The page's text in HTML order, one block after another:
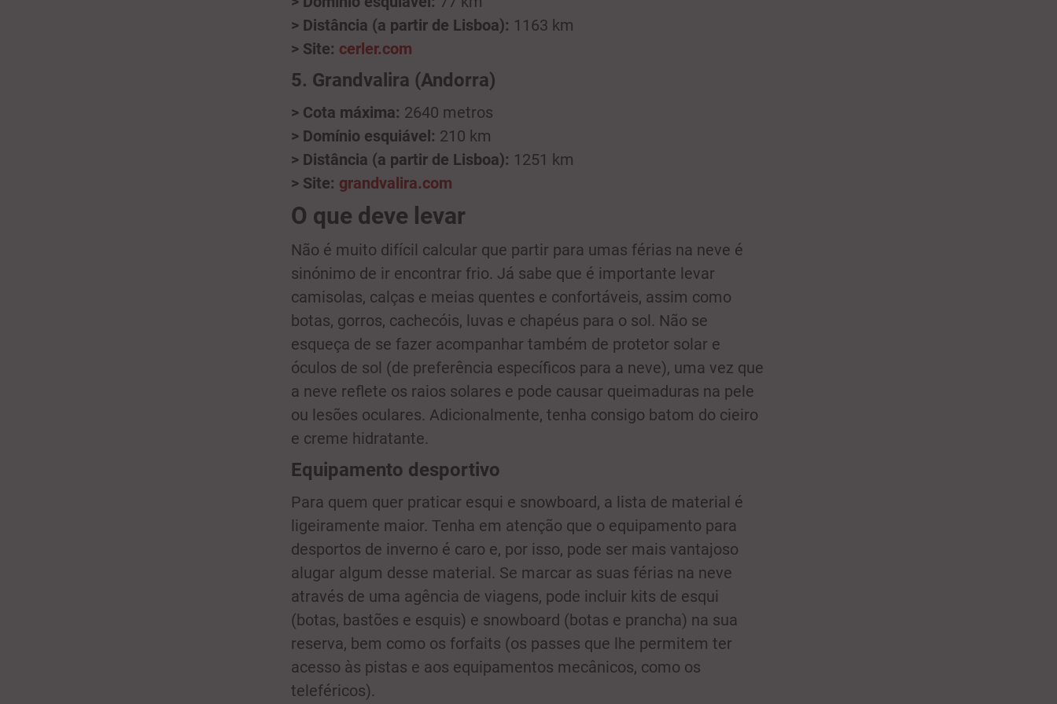
> Distância (a partir de Lisboa): 1163 km
> Site: cerler.com
5. Grandvalira (Andorra)
> Cota máxima: 2640 metros
> Domínio esquiável: 210 km
> Distância (a partir de Lisboa): 1251 km
> Site: grandvalira.com
O que deve levar
Não é muito difícil calcular que partir para umas férias na neve é
sinónimo de ir encontrar frio. Já sabe que é importante levar
camisolas, calças e meias quentes e confortáveis, assim como
botas, gorros, cachecóis, luvas e chapéus para o sol. Não se
esqueça de se fazer acompanhar também de protetor solar e
óculos de sol (de preferência específicos para a neve), uma vez que
a neve reflete os raios solares e pode causar queimaduras na pele
ou lesões oculares. Adicionalmente, tenha consigo batom do cieiro
e creme hidratante.
Equipamento desportivo
Para quem quer praticar esqui e snowboard, a lista de material é
ligeiramente maior. Tenha em atenção que o equipamento para
desportos de inverno é caro e, por isso, pode ser mais vantajoso
alugar algum desse material. Se marcar as suas férias na neve
através de uma agência de viagens, pode incluir kits de esqui
(botas, bastões e esquis) e snowboard (botas e prancha) na sua
reserva, bem como os forfaits (os passes que lhe permitem ter
acesso às pistas e aos equipamentos mecânicos, como os
teleféricos).